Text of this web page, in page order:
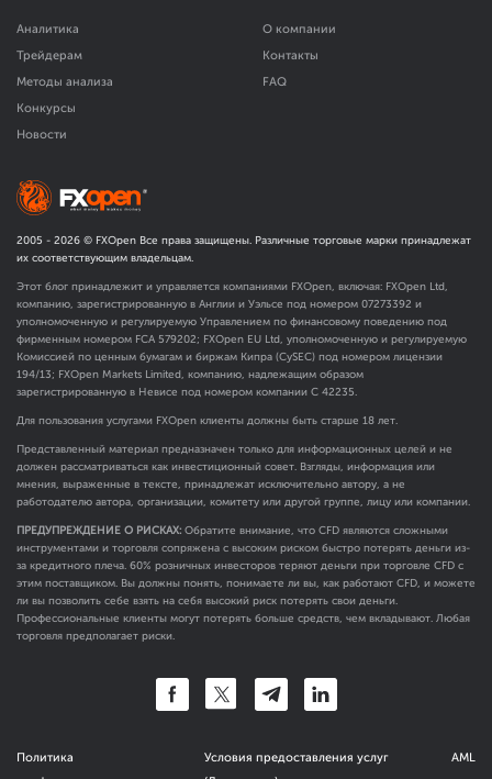
Аналитика
Трейдерам
Методы анализа
Конкурсы
Новости
О компании
Контакты
FAQ
2005 - 2026 © FXOpen Все права защищены. Различные торговые марки принадлежат
их соответствующим владельцам.
Этот блог принадлежит и управляется компаниями FXOpen, включая: FXOpen Ltd,
компанию, зарегистрированную в Англии и Уэльсе под номером 07273392 и
уполномоченную и регулируемую Управлением по финансовому поведению под
фирменным номером FCA 579202; FXOpen EU Ltd, уполномоченную и регулируемую
Комиссией по ценным бумагам и биржам Кипра (CySEC) под номером лицензии
194/13; FXOpen Markets Limited, компанию, надлежащим образом
зарегистрированную в Невисе под номером компании C 42235.
Для пользования услугами FXOpen клиенты должны быть старше 18 лет.
Представленный материал предназначен только для информационных целей и не
должен рассматриваться как инвестиционный совет. Взгляды, информация или
мнения, выраженные в тексте, принадлежат исключительно автору, а не
работодателю автора, организации, комитету или другой группе, лицу или компании.
ПРЕДУПРЕЖДЕНИЕ О РИСКАХ: Обратите внимание, что CFD являются сложными
инструментами и торговля сопряжена с высоким риском быстро потерять деньги из-
за кредитного плеча. 60% розничных инвесторов теряют деньги при торговле CFD с
этим поставщиком. Вы должны понять, понимаете ли вы, как работают CFD, и можете
ли вы позволить себе взять на себя высокий риск потерять свои деньги.
Профессиональные клиенты могут потерять больше средств, чем вкладывают. Любая
торговля предполагает риски.
Политика
Условия предоставления услуг
AML